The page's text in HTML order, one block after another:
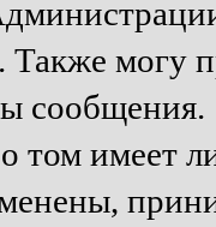
могу
сообщения.
имеет